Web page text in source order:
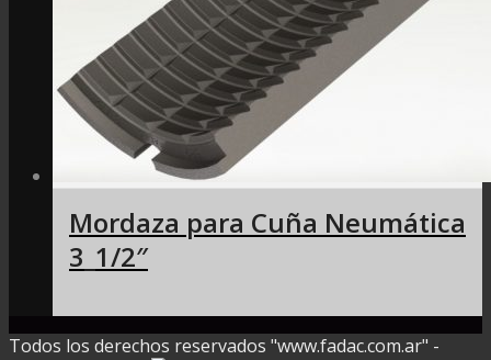
Mordaza para Cuña Neumática
3_1/2″
Todos los derechos reservados "www.fadac.com.ar" -